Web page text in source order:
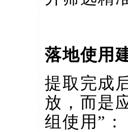
落地使用
提取完成
放，而是
组使用”：